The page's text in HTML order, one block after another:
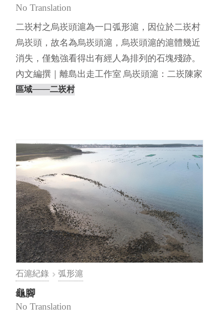
No Translation
二崁村之烏崁頭滬為一口弧形滬，因位於二崁村
烏崁頭，故名為烏崁頭滬，烏崁頭滬的滬體幾近
消失，僅勉強看得出有經人為排列的石塊殘跡。
內文編撰｜離島出走工作室 烏崁頭滬：二崁陳家
總共分為四房，此處為四房⋯
區域───二崁村
石滬紀錄 弧形滬
龜腳
No Translation